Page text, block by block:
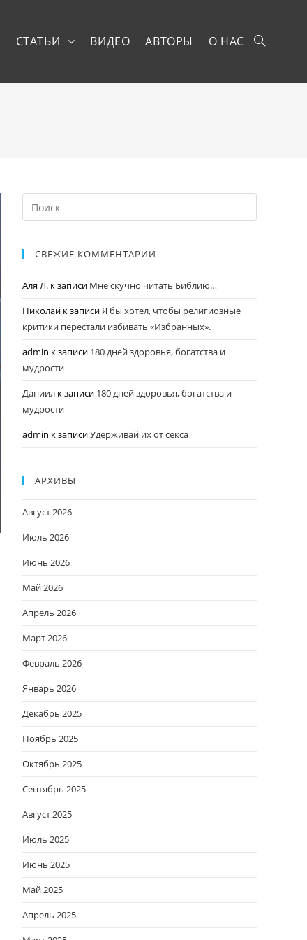
СТАТЬИ ВИДЕО АВТОРЫ О НАС
СВЕЖИЕ КОММЕНТАРИИ
Аля Л. к записи Мне скучно читать Библию…
Николай к записиЯ бы хотел, чтобы религиозные
критики перестали избивать «Избранных».
admin к записи 180 дней здоровья, богатства и
мудрости
Даниил к записи 180 дней здоровья, богатства и
мудрости
admin к записиУдерживай их от секса
АРХИВЫ
Август 2026
Июль 2026
Июнь 2026
Май 2026
Апрель 2026
Март 2026
Февраль 2026
Январь 2026
Декабрь 2025
Ноябрь 2025
Октябрь 2025
Сентябрь 2025
Август 2025
Июль 2025
Июнь 2025
Май 2025
Апрель 2025